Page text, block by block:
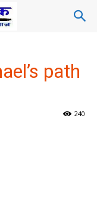
path
240